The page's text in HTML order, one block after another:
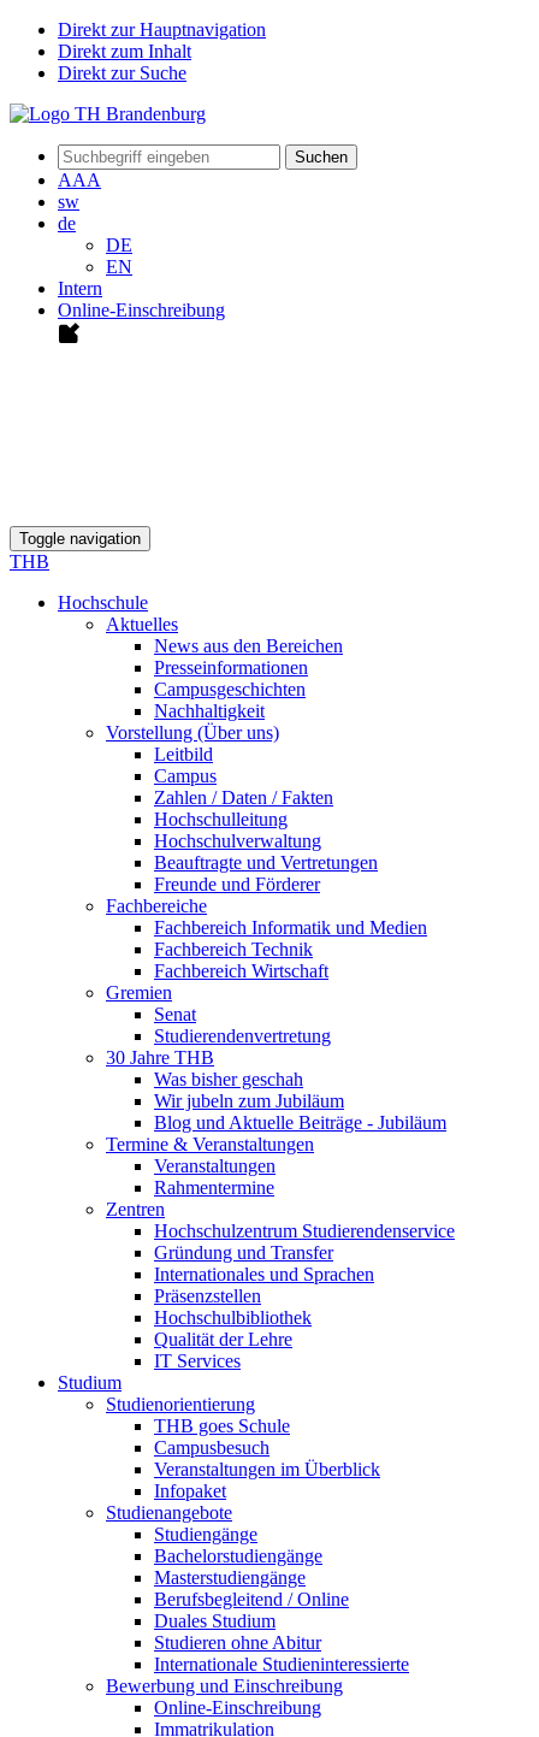
Direkt zur Hauptnavigation
Direkt zum Inhalt
Direkt zur Suche
Suchen
AAA
sw
de
DE
EN
Intern
Online-Einschreibung
Toggle navigation
THB
Hochschule
Aktuelles
News aus den Bereichen
Presseinformationen
Campusgeschichten
Nachhaltigkeit
Vorstellung (Über uns)
Leitbild
Campus
Zahlen / Daten / Fakten
Hochschulleitung
Hochschulverwaltung
Beauftragte und Vertretungen
Freunde und Förderer
Fachbereiche
Fachbereich Informatik und Medien
Fachbereich Technik
Fachbereich Wirtschaft
Gremien
Senat
Studierendenvertretung
30 Jahre THB
Was bisher geschah
Wir jubeln zum Jubiläum
Blog und Aktuelle Beiträge - Jubiläum
Termine & Veranstaltungen
Veranstaltungen
Rahmentermine
Zentren
Hochschulzentrum Studierendenservice
Gründung und Transfer
Internationales und Sprachen
Präsenzstellen
Hochschulbibliothek
Qualität der Lehre
IT Services
Studium
Studienorientierung
THB goes Schule
Campusbesuch
Veranstaltungen im Überblick
Infopaket
Studienangebote
Studiengänge
Bachelorstudiengänge
Masterstudiengänge
Berufsbegleitend / Online
Duales Studium
Studieren ohne Abitur
Internationale Studieninteressierte
Bewerbung und Einschreibung
Online-Einschreibung
Immatrikulation